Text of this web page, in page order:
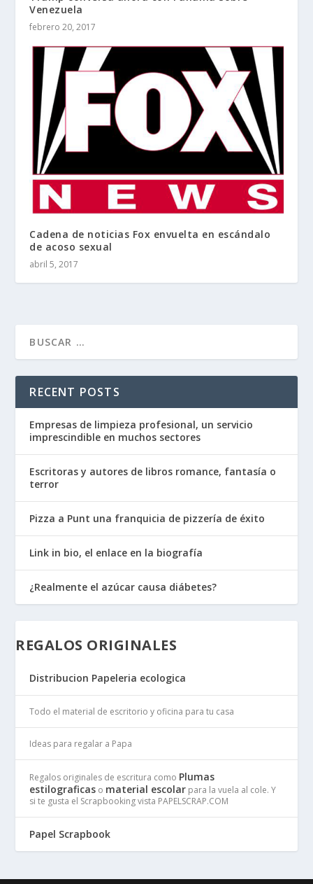
Venezuela
febrero 20, 2017
Cadena de noticias Fox envuelta en escándalo
de acoso sexual
abril 5, 2017
RECENT POSTS
Empresas de limpieza profesional, un servicio
imprescindible en muchos sectores
Escritoras y autores de libros romance, fantasía o
terror
Pizza a Punt una franquicia de pizzería de éxito
Link in bio, el enlace en la biografía
¿Realmente el azúcar causa diábetes?
REGALOS ORIGINALES
Distribucion Papeleria ecologica
Todo el material de escritorio y oficina para tu casa
Ideas para regalar a Papa
Regalos originales de escritura como Plumas
estilograficas o material escolar para la vuela al cole. Y
si te gusta el Scrapbooking vista PAPELSCRAP.COM
Papel Scrapbook